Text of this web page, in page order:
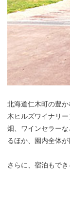
北海道仁木町の豊
木ヒルズワイナリ
畑、ワインセラー
るほか、園内全体
さらに、宿泊もでき